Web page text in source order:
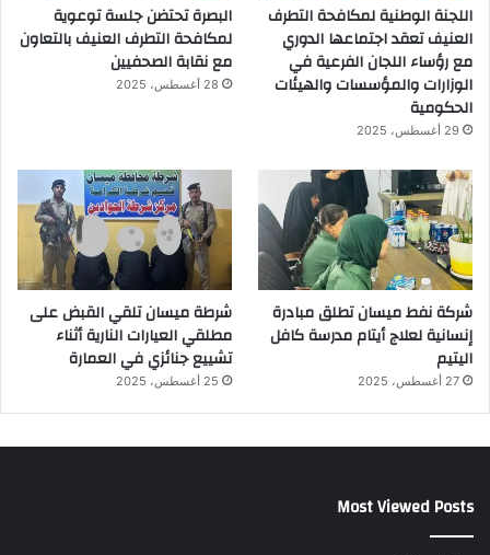
اللجنة الوطنية لمكافحة التطرف
العنيف تعقد اجتماعها الدوري
مع رؤساء اللجان الفرعية في
الوزارات والمؤسسات والهيئات
الحكومية
29 أغسطس، 2025
البصرة تحتضن جلسة توعوية
لمكافحة التطرف العنيف بالتعاون
مع نقابة الصحفيين
28 أغسطس، 2025
شركة نفط ميسان تطلق مبادرة
إنسانية لعلاج أيتام مدرسة كافل
اليتيم
27 أغسطس، 2025
شرطة ميسان تلقي القبض على
مطلقي العيارات النارية أثناء
تشييع جنائزي في العمارة
25 أغسطس، 2025
Most Viewed Posts